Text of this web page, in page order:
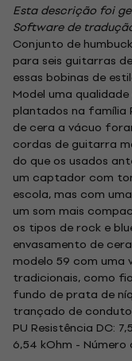
Esta descrição foi
Software de
Conjunto de
para seis guitarras
essas bobinas de
Model uma
plantados na família
de cera a vácuo
cordas de guitarra
do que os usados
um captador com
escola, mas com
um som mais
os tipos de rock e
envasamento de
modelo 59 com
tradicionais, como
fundo de prata de
trançado de
PU Resistência DC:
6,54 kOhm -